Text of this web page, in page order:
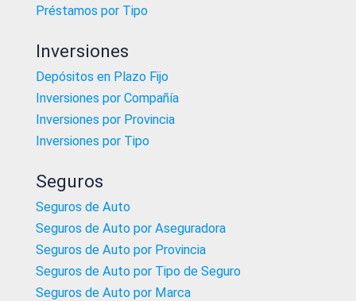
Préstamos por Tipo
Inversiones
Depósitos en Plazo Fijo
Inversiones por Compañía
Inversiones por Provincia
Inversiones por Tipo
Seguros
Seguros de Auto
Seguros de Auto por Aseguradora
Seguros de Auto por Provincia
Seguros de Auto por Tipo de Seguro
Seguros de Auto por Marca